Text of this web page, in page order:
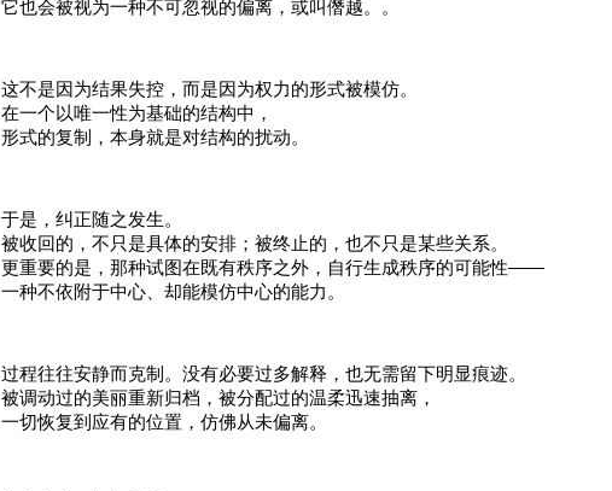
它也会被视为一种不可忽视的偏离，或叫僭越。。
这不是因为结果失控，而是因为权力的形式被模仿。
在一个以唯一性为基础的结构中，
形式的复制，本身就是对结构的扰动。
于是，纠正随之发生。
被收回的，不只是具体的安排；被终止的，也不只是某些关系。
更重要的是，那种试图在既有秩序之外，自行生成秩序的可能性——
一种不依附于中心、却能模仿中心的能力。
过程往往安静而克制。没有必要过多解释，也无需留下明显痕迹。
被调动过的美丽重新归档，被分配过的温柔迅速抽离，
一切恢复到应有的位置，仿佛从未偏离。